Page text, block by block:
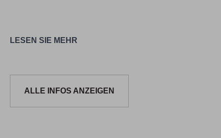
Informationen zur Produktsicherheit:
LESEN SIE MEHR
ALLE INFOS ANZEIGEN